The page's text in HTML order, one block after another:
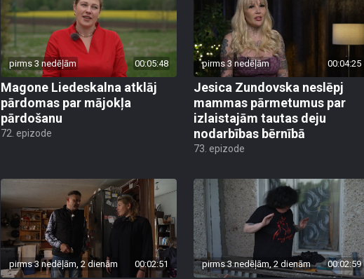
pirms 3 nedēļām 00:05:48
Magone Liedeskalna atklāj
pārdomas par mājokļa
pārdošanu
72. epizode
pirms 3 nedēļām 00:04:25
Jesica Zundovska neslēpj
mammas pārmetumus par
izlaistajām tautas deju
nodarbības bērnībā
73. epizode
pirms 3 nedēļām, 2 dienām 00:02:51 pirms 3 nedēļām, 2 dienām 00:02:59